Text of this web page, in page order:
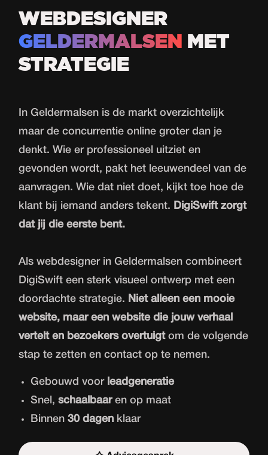
WEBDESIGNER
GELDERMALSEN
MET
STRATEGIE
In Geldermalsen is de markt overzichtelijk
maar de concurrentie online groter dan je
denkt. Wie er professioneel uitziet en
gevonden wordt, pakt het leeuwendeel van de
aanvragen. Wie dat niet doet, kijkt toe hoe de
klant bij iemand anders tekent.
DigiSwift zorgt
dat jij die eerste bent.
Alswebdesignerin Geldermalsen combineert
DigiSwift een sterk visueel ontwerp met een
doordachte strategie.
Niet alleen een mooie
website, maar een website die jouw verhaal
vertelt en bezoekers overtuigtom de volgende
stap te zetten en contact op te nemen.
Gebouwd voor leadgeneratie
Snel,schaalbaaren op maat
Binnen30 dagen klaar